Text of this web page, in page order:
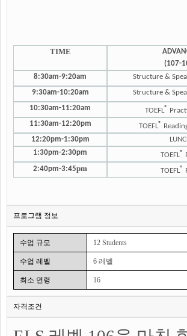
TIME
(107-
8:30am-9:20am
Structure &
9:30am-10:20am
Structure &
10:30am-11:20am
TOEFL®
11:30am-12:20pm
TOEFL®
12:20pm-1:30pm
1:30pm-2:30pm
TOEFL®
2:40pm-3:45pm TOEFL®
프로그램 정보
수업 규모 12 Students
수업 레벨 6 레벨
최소 연령 16
자격조건